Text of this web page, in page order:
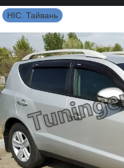
HIC. Тайвань